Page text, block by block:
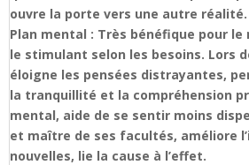
ouvre la porte vers une autre réalité.
Plan mental : Très bénéfique pour
le stimulant selon les besoins. Lors
éloigne les pensées distrayantes,
la tranquillité et la compréhension
mental, aide de se sentir moins
et maître de ses facultés, améliore
nouvelles, lie la cause à l’effet.